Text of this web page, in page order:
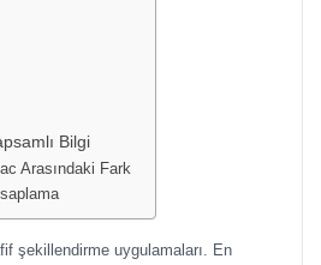
Bilgi
Arasındaki Fark
şekillendirme uygulamaları. En